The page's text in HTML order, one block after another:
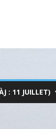
: 11 JUILLET)